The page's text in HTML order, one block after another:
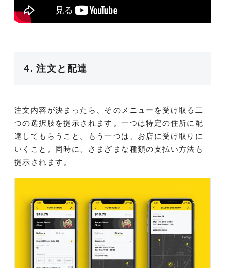
4. 注文と配達
注文内容が決まったら、そのメニューを受け取る二
つの選択肢を提示されます。一つは特定の住所に配
達してもらうこと。もう一つは、お店に受け取りに
いくこと。同時に、さまざまな種類の支払い方法も
提示されます。